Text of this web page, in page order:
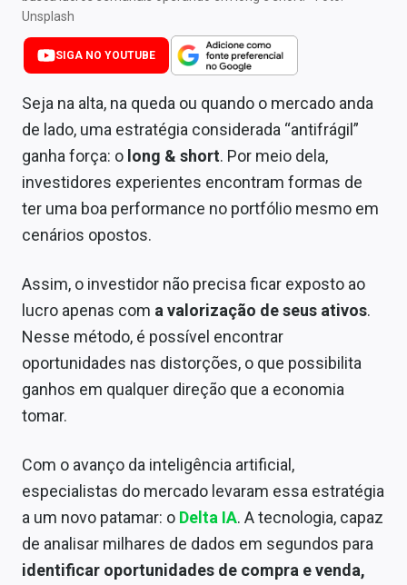
Renda Fixa
Finanças Pessoais
Mercados
Economia
Empresas
Política
Especiais
Marketing
Tecnologia
Conteúdo de Marca
Unsplash
SIGA NO YOUTUBE
Seja na alta, na queda ou quando o mercado anda
de lado, uma estratégia considerada “antifrágil”
ganha força: o long & short. Por meio dela,
investidores experientes encontram formas de
ter uma boa performance no portfólio mesmo em
cenários opostos.
Assim, o investidor não precisa ficar exposto ao
lucro apenas com a valorização de seus ativos.
Nesse método, é possível encontrar
oportunidades nas distorções, o que possibilita
ganhos em qualquer direção que a economia
tomar.
Com o avanço da inteligência artificial,
especialistas do mercado levaram essa estratégia
a um novo patamar: o Delta IA. A tecnologia, capaz
de analisar milhares de dados em segundos para
identificar oportunidades de compra e venda,